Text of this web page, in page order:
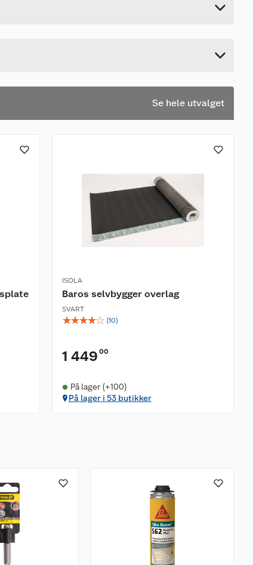
Se hele utvalget
ISOLA
Baros selvbygger overlag
SVART
☆☆☆☆☆ (10)
1 449 00
På lager (+100)
På lager i 53 butikker